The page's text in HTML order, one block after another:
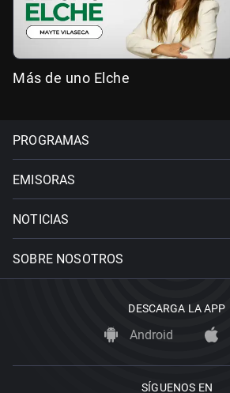
Más de uno Elche
PROGRAMAS
EMISORAS
NOTICIAS
SOBRE NOSOTROS
DESCARGA LA APP
Android
SÍGUENOS EN